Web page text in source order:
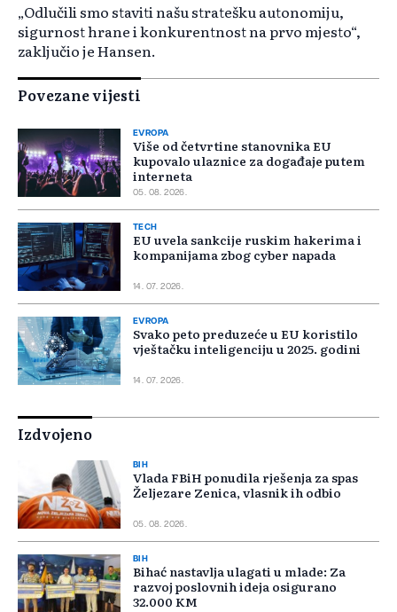
„Odlučili smo staviti našu stratešku autonomiju,
sigurnost hrane i konkurentnost na prvo mjesto“,
zaključio je Hansen.
Povezane vijesti
EVROPA
Više od četvrtine stanovnika EU
kupovalo ulaznice za događaje putem
interneta
05. 08. 2026.
TECH
EU uvela sankcije ruskim hakerima i
kompanijama zbog cyber napada
14. 07. 2026.
EVROPA
Svako peto preduzeće u EU koristilo
vještačku inteligenciju u 2025. godini
14. 07. 2026.
Izdvojeno
BIH
Vlada FBiH ponudila rješenja za spas
Željezare Zenica, vlasnik ih odbio
05. 08. 2026.
BIH
Bihać nastavlja ulagati u mlade: Za
razvoj poslovnih ideja osigurano
32.000 KM